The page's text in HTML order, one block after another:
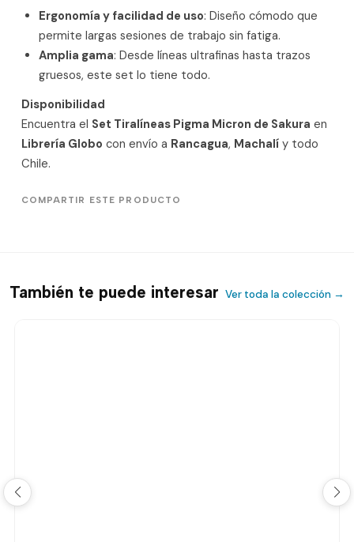
Ergonomía y facilidad de uso: Diseño cómodo que
permite largas sesiones de trabajo sin fatiga.
Amplia gama: Desde líneas ultrafinas hasta trazos
gruesos, este set lo tiene todo.
Disponibilidad
Encuentra el Set Tiralíneas Pigma Micron de Sakura en
Librería Globo con envío a Rancagua, Machalíy todo
Chile.
COMPARTIR ESTE PRODUCTO
También te puede interesar Ver toda la colección →